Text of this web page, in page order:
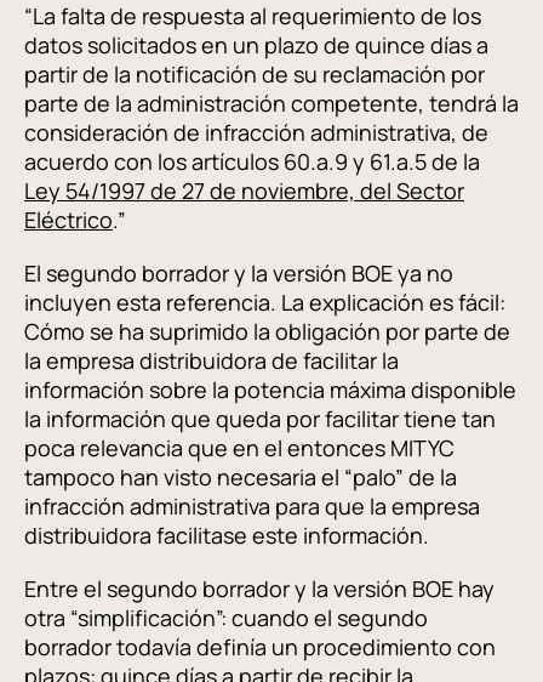
“La falta de respuesta al requerimiento de los
datos solicitados en un plazo de quince días a
partir de la notificación de su reclamación por
parte de la administración competente, tendrá la
consideración de infracción administrativa, de
acuerdo con los artículos 60.a.9 y 61.a.5 de la
Ley 54/1997 de 27 de noviembre, del Sector
Eléctrico.”
El segundo borrador y la versión BOE ya no
incluyen esta referencia. La explicación es fácil:
Cómo se ha suprimido la obligación por parte de
la empresa distribuidora de facilitar la
información sobre la potencia máxima disponible
la información que queda por facilitar tiene tan
poca relevancia que en el entonces MITYC
tampoco han visto necesaria el “palo” de la
infracción administrativa para que la empresa
distribuidora facilitase este información.
Entre el segundo borrador y la versión BOE hay
otra “simplificación”: cuando el segundo
borrador todavía definía un procedimiento con
plazos: quince días a partir de recibir la